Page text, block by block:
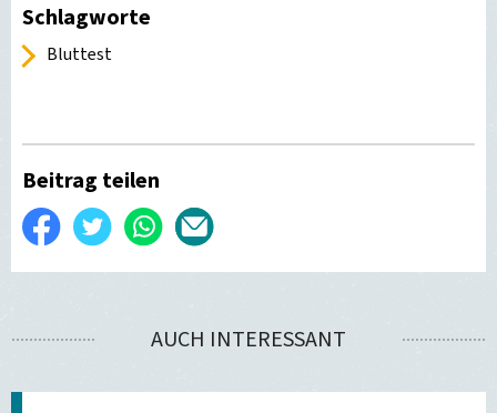
Schlagworte
Bluttest
Beitrag teilen
Auf
Facebook
Twittern WhatsApp
E-
versenden
AUCH INTERESSANT